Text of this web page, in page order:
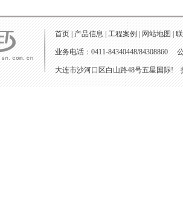
首页 产品信息 工程案例 网站地图
业务电话：0411-84340448/84308860
大连市沙河口区白山路48号五星国际!